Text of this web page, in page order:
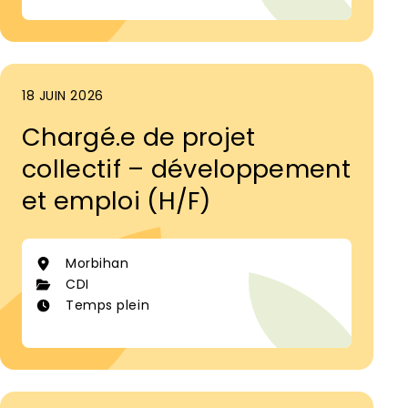
18 JUIN 2026
Chargé.e de projet
collectif – développement
et emploi (H/F)
Morbihan
CDI
Temps plein